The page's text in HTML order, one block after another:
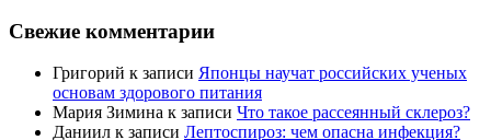
Свежие комментарии
Григорий к записи Японцы научат российских ученых
основам здорового питания
Мария Зимина к записи Что такое рассеянный склероз?
Даниил к записи Лептоспироз: чем опасна инфекция?